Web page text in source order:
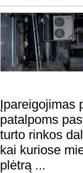
Įpareigojimas
patalpoms
turto rinkos
kai kuriose
plėtrą ...